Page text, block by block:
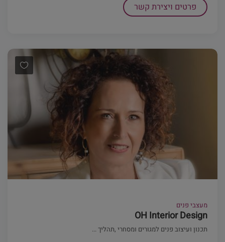
פרטים ויצירת קשר
מעצבי פנים
OH Interior Design
תכנון ועיצוב פנים למגורים ומסחרי ,תהליך ...